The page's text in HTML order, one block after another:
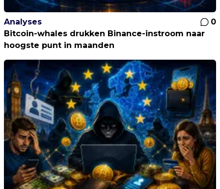
Analyses
0
Bitcoin-whales drukken Binance-instroom naar
hoogste punt in maanden